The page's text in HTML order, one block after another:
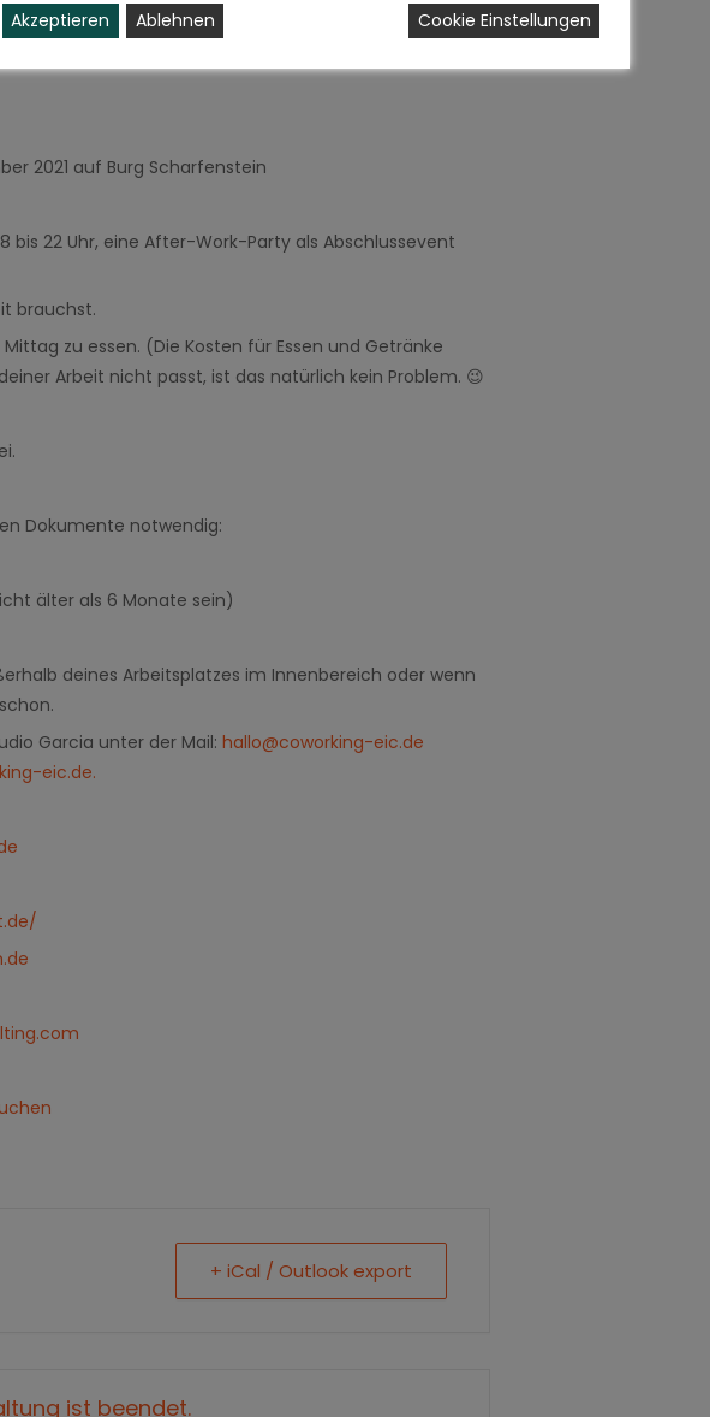
bereit.
zur Verfügung.
2021 auf Burg Scharfenstein
bis 22 Uhr, eine After-Work-Party als Abschlussevent
brauchst.
zu essen. (Die Kosten für Essen und Getränke
Arbeit nicht passt, ist das natürlich kein Problem. 😉
.
Dokumente notwendig:
älter als 6 Monate sein)
deines Arbeitsplatzes im Innenbereich oder wenn
Garcia unter der Mail: hallo@coworking-eic.de
eic.de.
+ iCal / Outlook export
ist beendet.
Akzeptieren
Ablehnen Cookie Einstellungen